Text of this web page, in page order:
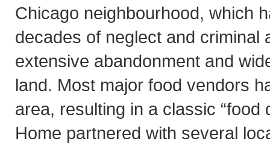
Chicago neighbourhood, which
decades of neglect and criminal
extensive abandonment and
land. Most major food vendors
area, resulting in a classic “food
Home partnered with several